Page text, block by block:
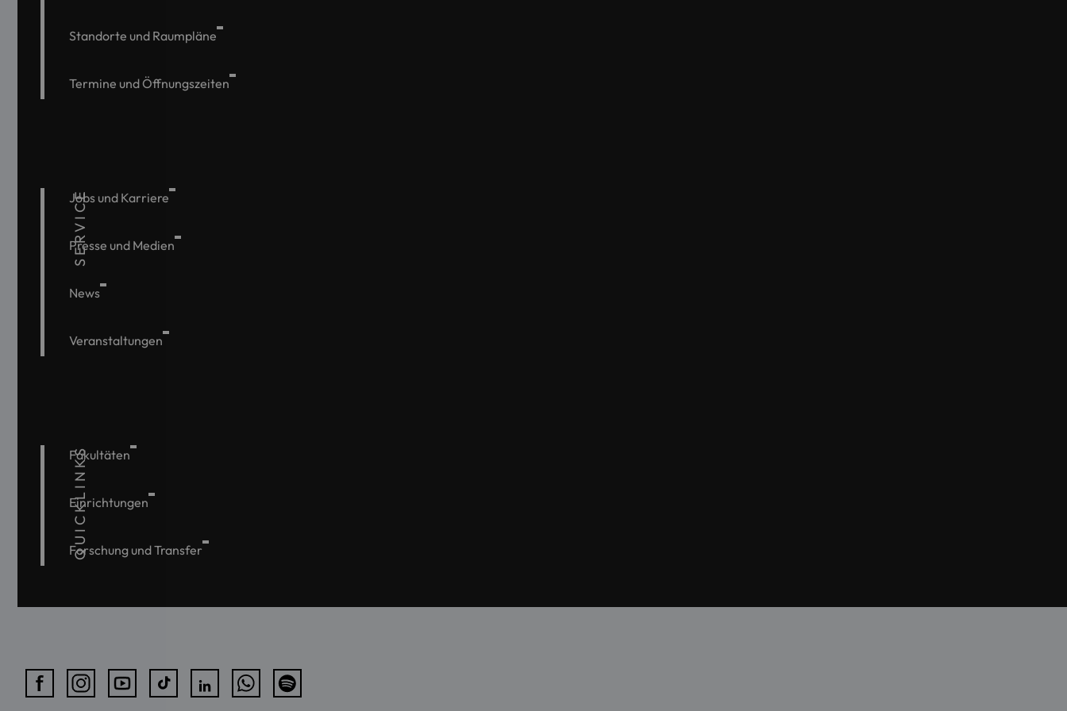
Standorte und Raumpläne
Termine und Öffnungszeiten
SERVICE
Jobs und Karriere
Presse und Medien
News
Veranstaltungen
QUICKLINKS
Fakultäten
Einrichtungen
Forschung und Transfer